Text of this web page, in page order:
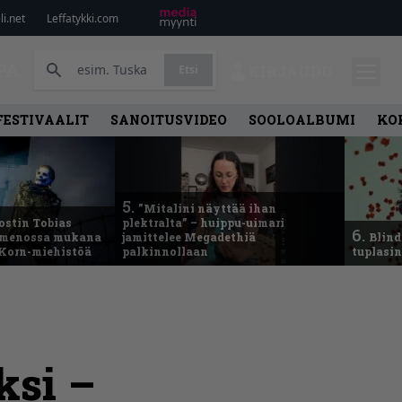
Leffatykki.com
SANOITUSVIDEO SOOLOALBUMI
Tobias
mukana
miehistöä
5. ”Mitalini näyttää ihan
plektralta” – huippu-uimari
jamittelee Megadethiä
palkinnollaan
6.
–